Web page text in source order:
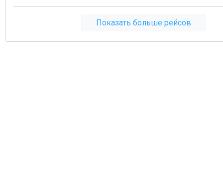
Показать больше рейсов